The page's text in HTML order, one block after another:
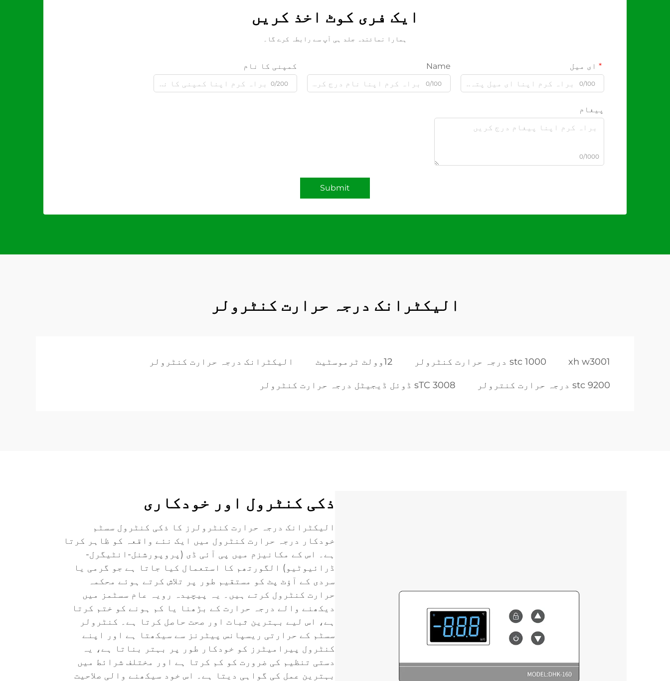
ایک فری کوٹ اخذ کریں
ہمارا نمائندہ جلد ہی آپ سے رابطہ کرے گا۔
ای میل
0/100
Name
0/100
کمپنی کا نام
0/200
پیغام
0/1000
Submit
الیکٹرانک درجہ حرارت کنٹرولر
xh w3001 stc 1000 درجہ حرارت کنٹرولر 12وولٹ ٹرموسٹیٹ الیکٹرانک درجہ حرارت کنٹرولر
stc 9200 درجہ حرارت کنترولر sTC 3008 ڈوئل ڈیجیٹل درجہ حرارت کنٹرولر
ذکی کنٹرول اور خودکاری
الیکٹرانک درجہ حرارت کنٹرولرز کا ذکی کنٹرول سسٹم
خودکار درجہ حرارت کنٹرول میں ایک نئے واقعہ کو ظاہر کرتا
ہے۔ اس کے مکانیزم میں پی آئی ڈی (پروپورشنل-انٹیگرل-
ڈرائیوٹیو) الگورتھم کا استعمال کیا جاتا ہے جو گرمی یا
سردی کے آؤٹ پٹ کو مستقیم طور پر تلاش کرتے ہوئے محکمہ
حرارت کنٹرول کرتے ہیں۔ یہ پیچیدہ رویہ عام سسٹمز میں
دیکھنے والے درجہ حرارت کے بڑھنا یا کم ہونے کو ختم کرتا
ہے، اس لیے بہترین ثبات اور صحت حاصل کرتا ہے۔ کنٹرولر
سسٹم کے حرارتی ریسپانس پیٹرنز سے سیکھتا ہے اور اپنے
کنٹرول پیرامیٹرز کو خودکار طور پر بہتر بناتا ہے، یہ
دستی تنظیم کی ضرورت کو کم کرتا ہے اور مختلف شرائط میں
بہترین عمل کی گواہی دیتا ہے۔ اس خود سیکھنے والی صلاحیت